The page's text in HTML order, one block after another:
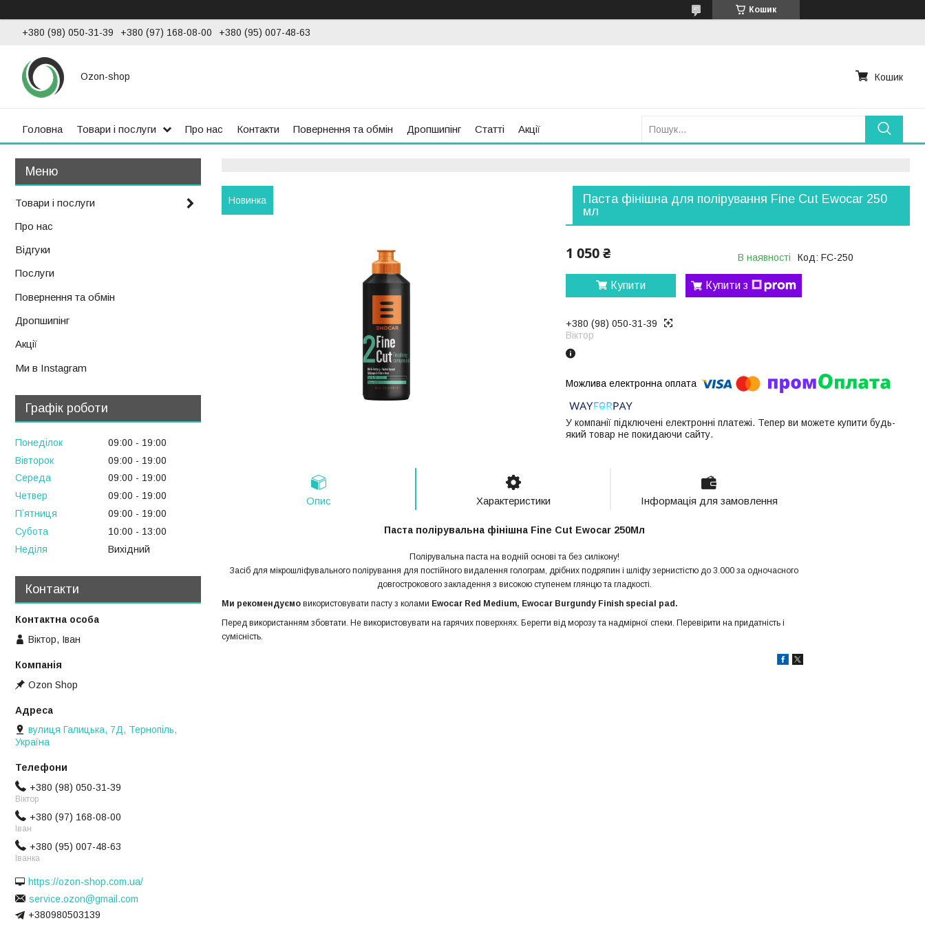
Кошик
+380 (98) 050-31-39 +380 (97) 168-08-00 +380 (95) 007-48-63
Ozon-shop Кошик
Головна Товари і послуги Про нас Контакти Повернення та обмін Дропшипінг Статті Акції
Новинка
Паста фінішна для полірування Fine Cut Ewocar 250
мл
1 050 ₴ В наявності Код: FC-250
Купити Купити з
+380 (98) 050-31-39
Віктор
У компанії підключені електронні платежі. Тепер ви можете купити будь-
який товар не покидаючи сайту.
Опис Характеристики Інформація для замовлення
Паста полірувальна фінішна Fine Cut Ewocar 250Мл
Полірувальна паста на водній основі та без силікону!
Засіб для мікрошліфувального полірування для постійного видалення голограм, дрібних подряпин і шліфу зернистістю до 3.000 за одночасного
довгострокового закладення з високою ступенем глянцю та гладкості.
Ми рекомендуємо використовувати пасту з колами Ewocar Red Medium, Ewocar Burgundy Finish special pad.
Перед використанням збовтати. Не використовувати на гарячих поверхнях. Берегти від морозу та надмірної спеки. Перевірити на придатність і
сумісність.
Товари і послуги
Про нас
Відгуки
Послуги
Повернення та обмін
Дропшипінг
Акції
Ми в Instagram
Графік роботи
Понеділок 09:00
19:00
Вівторок
09:00
19:00
Середа
09:00
19:00
Четвер
09:00
19:00
Пʼятниця
09:00
19:00
Субота
10:00
13:00
Неділя
Вихідний
Контакти
Віктор, Іван
Ozon Shop
вулиця Галицька, 7Д, Тернопіль,
Україна
+380 (98) 050-31-39
Віктор
+380 (97) 168-08-00
Іван
+380 (95) 007-48-63
Іванка
https://ozon-shop.com.ua/
service.ozon@gmail.com
+380980503139